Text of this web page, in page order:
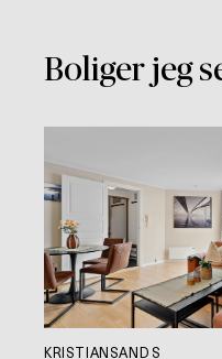
Boliger jeg
KRISTIANSAND S